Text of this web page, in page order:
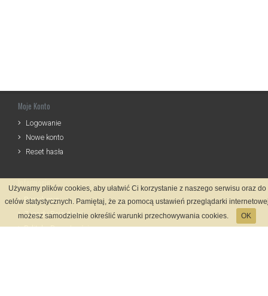
Moje Konto
Logowanie
Nowe konto
Reset hasła
Informacje
Regulamin
Zasady Rejestracji
Polityka Prywatności
Używamy plików cookies, aby ułatwić Ci korzystanie z naszego serwisu oraz do
celów statystycznych. Pamiętaj, że za pomocą ustawień przeglądarki
możesz samodzielnie określić warunki przechowywania cookies.
OK